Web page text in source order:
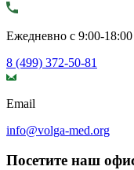
Ежедневно с 9:00-18:00
8 (499) 372-50-81
Email
info@volga-med.org
Посетите наш